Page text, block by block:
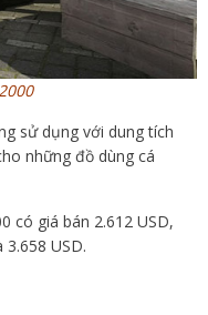
sử dụng với dung tích
những đồ dùng cá
có giá bán 2.612 USD,
USD.